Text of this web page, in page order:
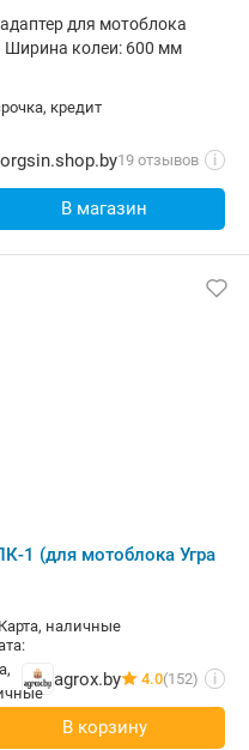
для мотоблока
колеи: 600 мм
кредит
19 отзывов i
В магазин
1 (для мотоблока Угра
карта, наличные
agrox.by 4.0(152) i
В корзину